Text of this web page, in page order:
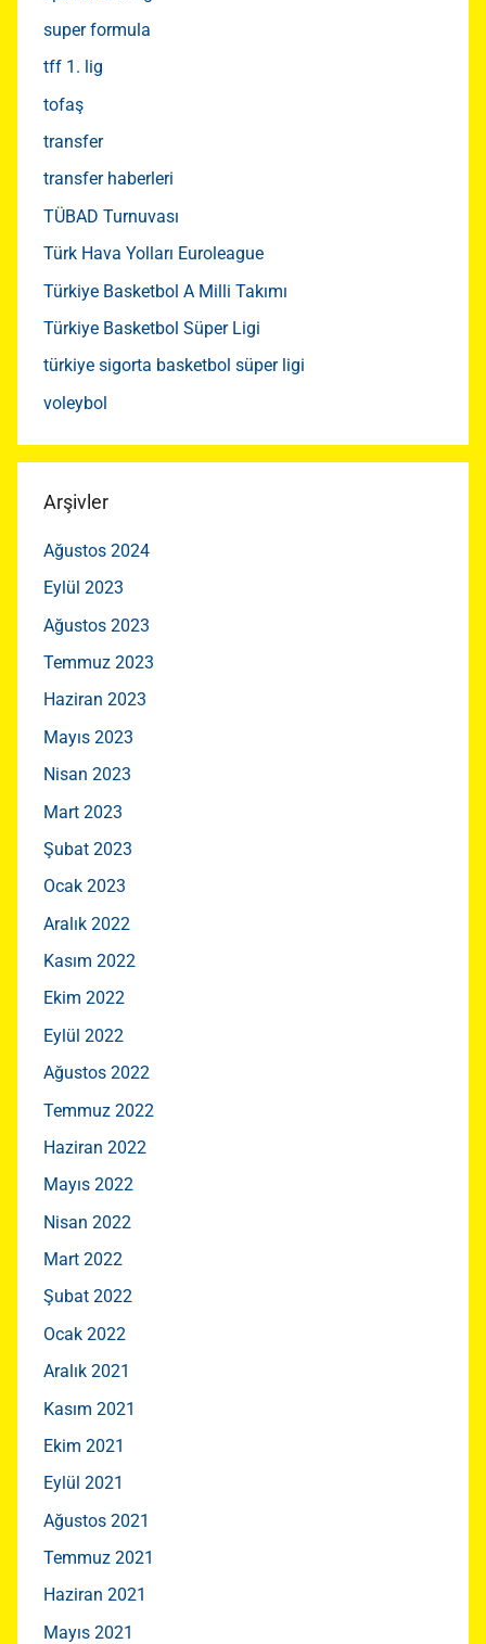
super formula
tff 1. lig
tofaş
transfer
transfer haberleri
TÜBAD Turnuvası
Türk Hava Yolları Euroleague
Türkiye Basketbol A Milli Takımı
Türkiye Basketbol Süper Ligi
türkiye sigorta basketbol süper ligi
voleybol
Arşivler
Ağustos 2024
Eylül 2023
Ağustos 2023
Temmuz 2023
Haziran 2023
Mayıs 2023
Nisan 2023
Mart 2023
Şubat 2023
Ocak 2023
Aralık 2022
Kasım 2022
Ekim 2022
Eylül 2022
Ağustos 2022
Temmuz 2022
Haziran 2022
Mayıs 2022
Nisan 2022
Mart 2022
Şubat 2022
Ocak 2022
Aralık 2021
Kasım 2021
Ekim 2021
Eylül 2021
Ağustos 2021
Temmuz 2021
Haziran 2021
Mayıs 2021